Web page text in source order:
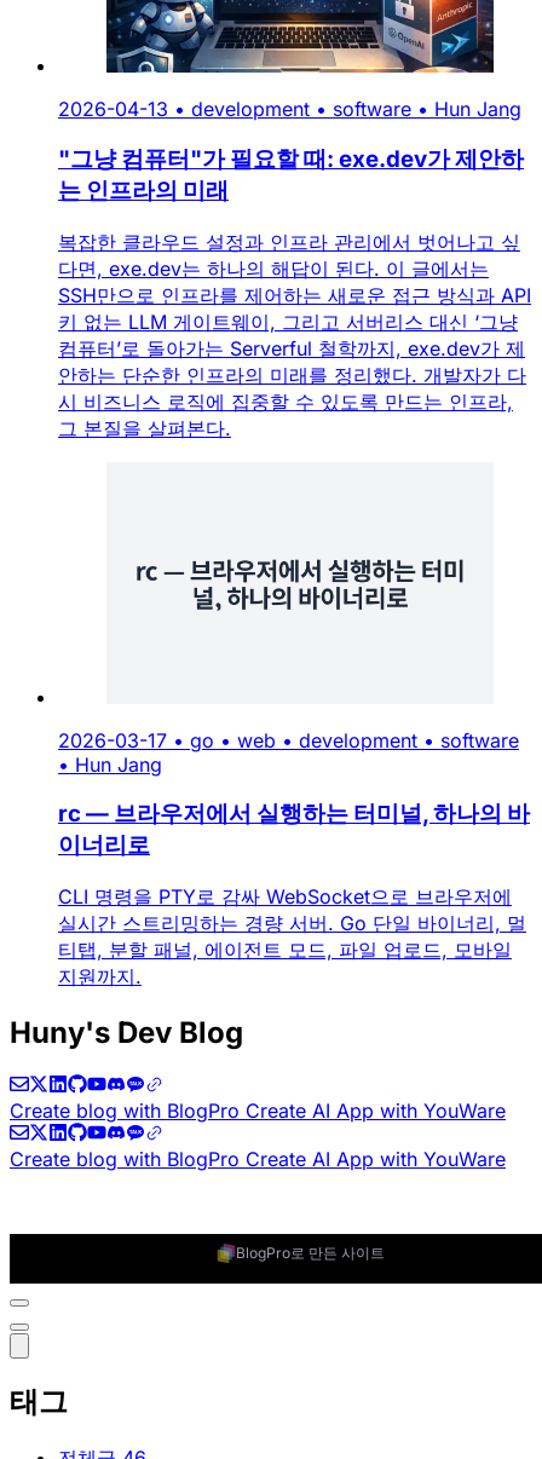
2026-04-13 • development • software • Hun Jang
"그냥 컴퓨터"가 필요할 때: exe.dev가 제안하
는 인프라의 미래
복잡한 클라우드 설정과 인프라 관리에서 벗어나고 싶
다면, exe.dev는 하나의 해답이 된다. 이 글에서는
SSH만으로 인프라를 제어하는 새로운 접근 방식과 API
키 없는 LLM 게이트웨이, 그리고 서버리스 대신 ‘그냥
컴퓨터’로 돌아가는 Serverful 철학까지, exe.dev가 제
안하는 단순한 인프라의 미래를 정리했다. 개발자가 다
시 비즈니스 로직에 집중할 수 있도록 만드는 인프라,
그 본질을 살펴본다.
2026-03-17 • go • web • development • software
• Hun Jang
rc — 브라우저에서 실행하는 터미널, 하나의 바
이너리로
CLI 명령을 PTY로 감싸 WebSocket으로 브라우저에
실시간 스트리밍하는 경량 서버. Go 단일 바이너리, 멀
티탭, 분할 패널, 에이전트 모드, 파일 업로드, 모바일
지원까지.
Huny's Dev Blog
Create blog with BlogPro Create AI App with YouWare
Create blog with BlogPro Create AI App with YouWare
BlogPro로 만든 사이트
태그